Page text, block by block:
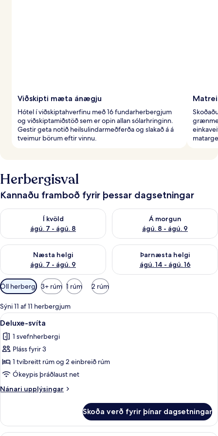
Viðskipti mæta ánægju
Hótel í viðskiptahverfinu með 16 fundarherbergjum
og viðskiptamiðstöð sem er opin allan sólarhringinn.
Gestir geta notið heilsulindarmeðferða og slakað á á
tveimur börum eftir vinnu.
Herbergisval
Kannaðu framboð fyrir þessar dagsetningar
Í kvöld
ágú. 7 - ágú. 8
Athuga framboð í kvöld ágú. 7 - ágú. 8
Á morgun
ágú. 8 - ágú. 9
Athuga framboð á morgun
Næsta helgi
ágú. 7 - ágú. 9
Athuga framboð næstu helgi ágú. 7 - ágú. 9
Þarnæsta helgi
ágú. 14 - ágú. 16
Athuga framboð þarnæstu
Síur
í
boði
fyrir
herbergi
Öll herbergi 3+ rúm 1 rúm 2 rúm
Sýni 11 af 11 herbergjum
Skoða
allar
myndir
fyrir
Deluxe-
svíta
Deluxe-svíta | Stofa | 32-tommu
5
Deluxe-svíta
1 svefnherbergi
Pláss fyrir 3
1 tvíbreitt rúm og 2 einbreið rúm
Ókeypis þráðlaust net
Nánari upplýsingar
Nánari
svíta
Skoða verð fyrir þínar dagsetningar